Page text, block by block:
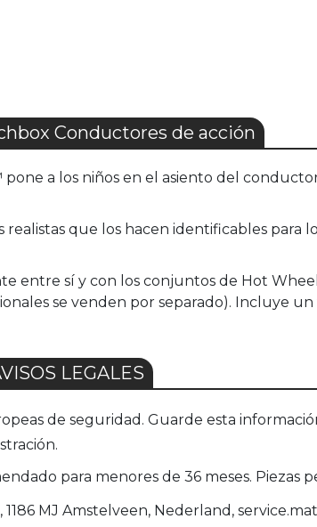
Conductores de acción
a los niños en el asiento del
que los hacen identificables para
entre sí y con los conjuntos de Hot
se venden por separado). Incluye
LEGALES
de seguridad. Guarde esta
para menores de 36 meses. Piezas
1186 MJ Amstelveen, Nederland,